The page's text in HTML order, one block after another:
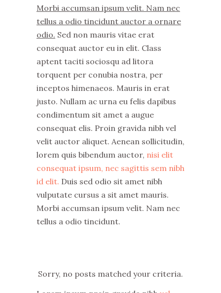
Morbi accumsan ipsum velit. Nam nec
tellus a odio tincidunt auctor a ornare
odio. Sed non mauris vitae erat
consequat auctor eu in elit. Class
aptent taciti sociosqu ad litora
torquent per conubia nostra, per
inceptos himenaeos. Mauris in erat
justo. Nullam ac urna eu felis dapibus
condimentum sit amet a augue
consequat elis. Proin gravida nibh vel
velit auctor aliquet. Aenean sollicitudin,
lorem quis bibendum auctor, nisi elit
consequat ipsum, nec sagittis sem nibh
id elit. Duis sed odio sit amet nibh
vulputate cursus a sit amet mauris.
Morbi accumsan ipsum velit. Nam nec
tellus a odio tincidunt.
Sorry, no posts matched your criteria.